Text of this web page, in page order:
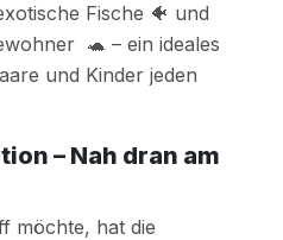
Fische 🐠 und
🐢 – ein ideales
und Kinder jeden
– Nah dran am
möchte, hat die